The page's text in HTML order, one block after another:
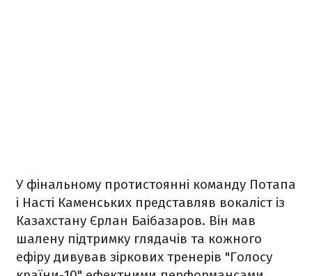
У фінальному протистоянні команду Потапа
і Насті Каменських представляв вокаліст із
Казахстану Єрлан Баібазаров. Він мав
шалену підтримку глядачів та кожного
ефіру дивував зіркових тренерів "Голосу